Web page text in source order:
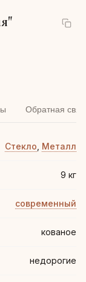
Обратная
Стекло Металл
9 кг
современный
кованое
недорогие